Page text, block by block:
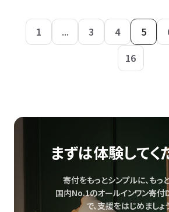
1 ... 3 4 5
16
まずは体験してく
寄付をもっとシンプルに、もっ
国内No.1のオールインワン寄付
で、支援をはじめましょ